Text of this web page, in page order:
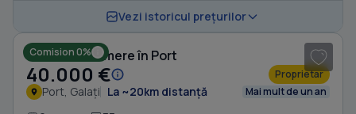
Vezi istoricul prețurilor
Comision 0%
Casă cu 2 camere în Port
40.000 € Proprietar
Port, Galați La ~20km distanță Mai mult de un an